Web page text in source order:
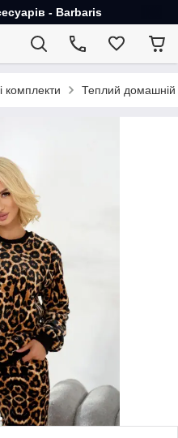
- Barbaris
комплекти Теплий